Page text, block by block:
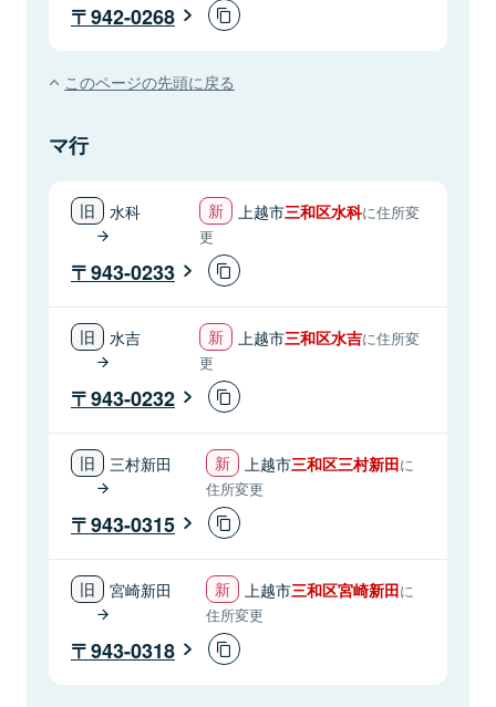
942-0268
このページの先頭に戻る
マ行
水科 上越市三和区水科に住所変
更
943-0233
水吉 上越市三和区水吉に住所変
更
943-0232
三村新田 上越市三和区三村新田に
住所変更
943-0315
宮崎新田 上越市三和区宮崎新田に
住所変更
943-0318